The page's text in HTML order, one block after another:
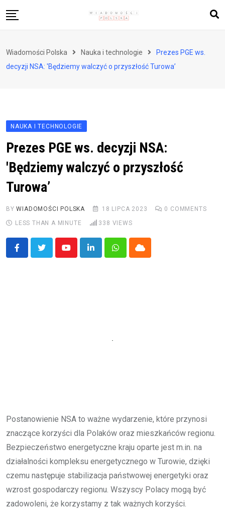
to
Zdrowie i styl życia
Wiadomości Polska Nauka i technologie
Prezes PGE ws.
decyzji NSA: 'Będziemy walczyć o przyszłość Turowa’
NAUKA I TECHNOLOGIE
Prezes PGE ws. decyzji NSA:
'Będziemy walczyć o przyszłość
Turowa’
BYWIADOMOŚCI POLSKA 18 LIPCA 2023 0 COMMENTS
LESS THAN A MINUTE
338 VIEWS
YoutubeLinkedInWhatsappCloud
Postanowienie NSA to ważne wydarzenie, które przynosi
znaczące korzyści dla Polaków oraz mieszkańców regionu.
Bezpieczeństwo energetyczne kraju oparte jest m.in. na
działalności kompleksu energetycznego w Turowie, dzięki
czemu następuje stabilizacja państwowej energetyki oraz
wzrost gospodarczy regionu. Wszyscy Polacy mogą być
zadowoleni, że korzystamy z tak ważnych korzyści.